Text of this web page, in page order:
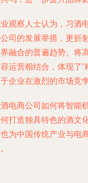
观察人士认为，习酒
司的发展举措，更折
融合的普遍趋势。将
运营相结合，体现了
企业在激烈的市场竞
电商公司如何将智能
打造独具特色的酒文
为中国传统产业与电